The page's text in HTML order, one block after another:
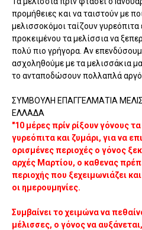
προμήθειες και να ταιστούν με
μελισσοκόμοι ταίζουν γυρεόπιτα
προκειμένου τα μελίσσια να
πολύ πιο γρήγορα. Αν
ασχοληθούμε με τα μελισσάκια
το ανταποδώσουν πολλαπλά
ΣΥΜΒΟΥΛΗ ΕΠΑΓΓΕΛΜΑΤΙΑ
ΕΛΛΑΔΑ
"10 μέρες πρίν ρίξουν γόνους
γυρεόπιτα και ζυμάρι, για να
ορισμένες περιοχές ο γόνος
αρχές Μαρτίου, ο καθενας
περιοχής που ξεχειμωνιάζει
οι ημερουμηνίες.
Συμβαίνει το χειμώνα να
μέλισσες, ο γόνος να